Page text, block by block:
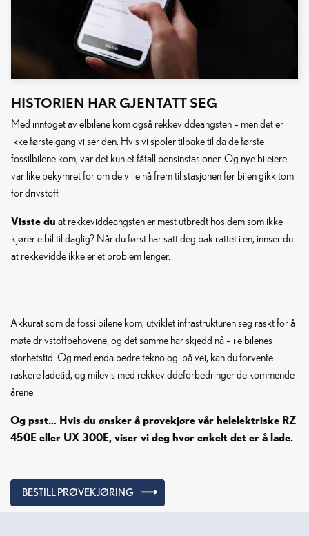
HISTORIEN HAR GJENTATT SEG
Med inntoget av elbilene kom også rekkeviddeangsten – men det er
ikke første gang vi ser den. Hvis vi spoler tilbake til da de første
fossilbilene kom, var det kun et fåtall bensinstasjoner. Og nye bileiere
var like bekymret for om de ville nå frem til stasjonen før bilen gikk tom
for drivstoff.
Visste duat rekkeviddeangsten er mest utbredt hos dem som ikke
kjører elbil til daglig? Når du først har satt deg bak rattet i en, innser du
at rekkevidde ikke er et problem lenger.
Akkurat som da fossilbilene kom, utviklet infrastrukturen seg raskt for å
møte drivstoffbehovene, og det samme har skjedd nå – i elbilenes
storhetstid. Og med enda bedre teknologi på vei, kan du forvente
raskere ladetid, og milevis med rekkeviddeforbedringer de kommende
årene.
Og psst… Hvis du ønsker å prøvekjøre vår helelektriske RZ
450E eller UX 300E, viser vi deg hvor enkelt det er å lade.
BESTILL PRØVEKJØRING